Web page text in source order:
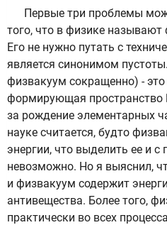
Первые три проблемы
того, что в физике
Его не нужно путать с
является синонимом
физвакуум сокращенно) -
формирующая пространство
за рождение элементарных
науке считается, будто
энергии, что выделить ее и с
невозможно. Но я выяснил,
и физвакуум содержит
антивещества. Более того,
практически во всех